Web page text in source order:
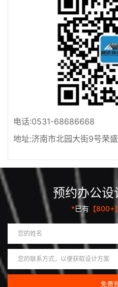
电话:0531-68686668
地址:济南市北园大街9号荣
预约办公设
*已有【800+】